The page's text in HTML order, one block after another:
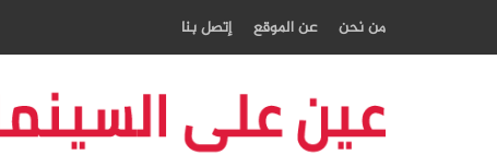
من نحن عن الموقع إتصل بنا